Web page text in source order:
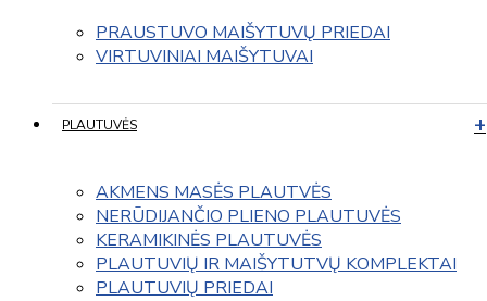
PRAUSTUVO MAIŠYTUVŲ PRIEDAI
VIRTUVINIAI MAIŠYTUVAI
PLAUTUVĖS
AKMENS MASĖS PLAUTVĖS
NERŪDIJANČIO PLIENO PLAUTUVĖS
KERAMIKINĖS PLAUTUVĖS
PLAUTUVIŲ IR MAIŠYTUTVŲ KOMPLEKTAI
PLAUTUVIŲ PRIEDAI